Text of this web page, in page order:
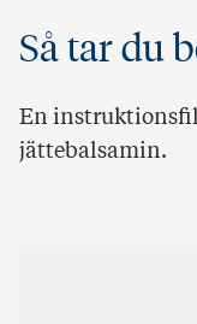
Så tar du
En
jättebalsamin.